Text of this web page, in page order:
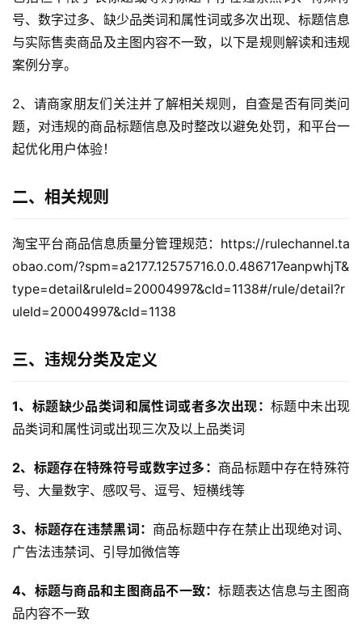
号、数字过多、缺少品类词和属性词或多次出现、标题信息
与实际售卖商品及主图内容不一致，以下是规则解读和违规
案例分享。
2、请商家朋友们关注并了解相关规则，自查是否有同类问
题，对违规的商品标题信息及时整改以避免处罚，和平台一
起优化用户体验！
二、相关规则
淘宝平台商品信息质量分管理规范：https://rulechannel.ta
obao.com/?spm=a2177.12575716.0.0.486717eanpwhjT&
type=detail&ruleId=20004997&cId=1138#/rule/detail?r
uleId=20004997&cId=1138
三、违规分类及定义
1、标题缺少品类词和属性词或者多次出现： 标题中未出现
品类词和属性词或出现三次及以上品类词
2、标题存在特殊符号或数字过多： 商品标题中存在特殊符
号、大量数字、感叹号、逗号、短横线等
3、标题存在违禁黑词： 商品标题中存在禁止出现绝对词、
广告法违禁词、引导加微信等
4、标题与商品和主图商品不一致：标题表达信息与主图商
品内容不一致